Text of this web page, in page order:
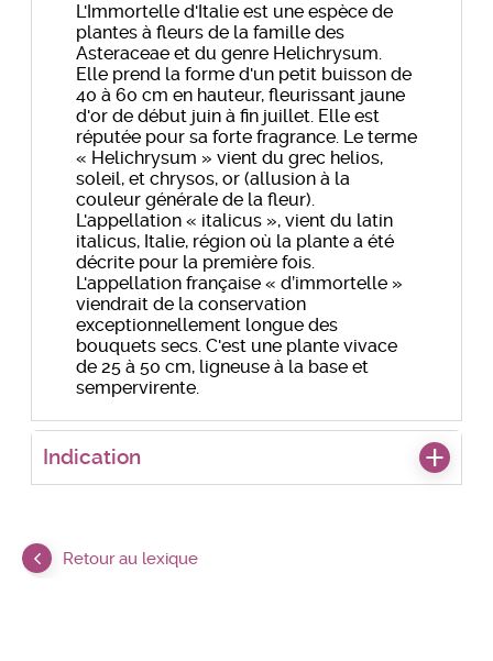
L'Immortelle d'Italie est une espèce de
plantes à fleurs de la famille des
Asteraceae et du genre Helichrysum.
Elle prend la forme d'un petit buisson de
40 à 60 cm en hauteur, fleurissant jaune
d'or de début juin à fin juillet. Elle est
réputée pour sa forte fragrance. Le terme
« Helichrysum » vient du grec helios,
soleil, et chrysos, or (allusion à la
couleur générale de la fleur).
L'appellation « italicus », vient du latin
italicus, Italie, région où la plante a été
décrite pour la première fois.
L'appellation française « d’immortelle »
viendrait de la conservation
exceptionnellement longue des
bouquets secs. C'est une plante vivace
de 25 à 50 cm, ligneuse à la base et
sempervirente.
Indication
Retour au lexique